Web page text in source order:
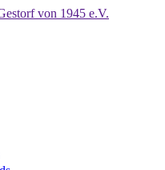
von 1945 e.V.